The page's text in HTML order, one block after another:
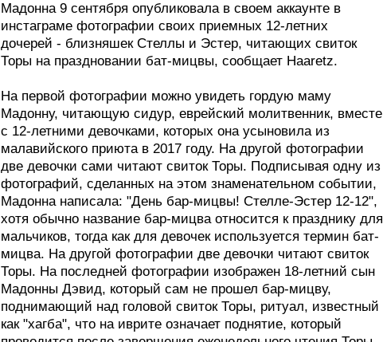
Мадонна 9 сентября опубликовала в своем аккаунте в
инстаграме фотографии своих приемных 12-летних
дочерей - близняшек Стеллы и Эстер, читающих свиток
Торы на праздновании бат-мицвы, сообщает Haaretz.
На первой фотографии можно увидеть гордую маму
Мадонну, читающую сидур, еврейский молитвенник, вместе
с 12-летними девочками, которых она усыновила из
малавийского приюта в 2017 году. На другой фотографии
две девочки сами читают свиток Торы. Подписывая одну из
фотографий, сделанных на этом знаменательном событии,
Мадонна написала: "День бар-мицвы! Стелле-Эстер 12-12",
хотя обычно название бар-мицва относится к празднику для
мальчиков, тогда как для девочек используется термин бат-
мицва. На другой фотографии две девочки читают свиток
Торы. На последней фотографии изображен 18-летний сын
Мадонны Дэвид, который сам не прошел бар-мицву,
поднимающий над головой свиток Торы, ритуал, известный
как "хагба", что на иврите означает поднятие, который